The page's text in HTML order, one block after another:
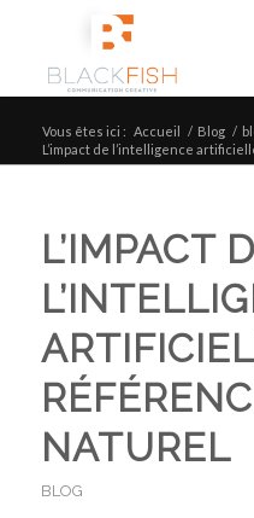
Vous êtes ici : Accueil / Blog /
L’impact de l’intelligence
L’IMPACT
NATUREL
BLOG